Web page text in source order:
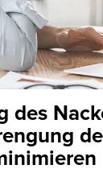
des